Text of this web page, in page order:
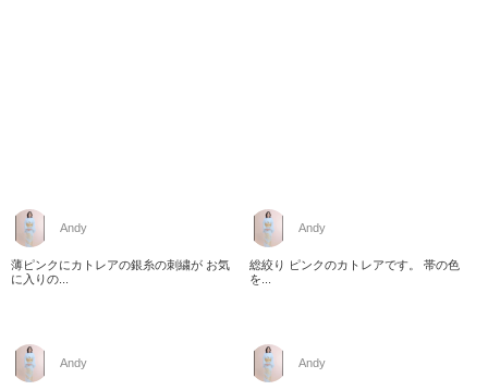
Andy
薄ピンクにカトレアの銀糸の刺繍が お気
に入りの...
Andy
総絞り ピンクのカトレアです。 帯の色
を...
Andy Andy